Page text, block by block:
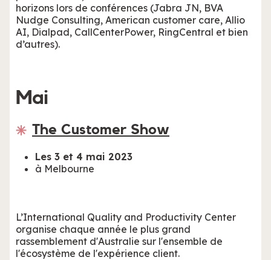
horizons lors de conférences (Jabra JN, BVA
Nudge Consulting, American customer care, Allio
AI, Dialpad, CallCenterPower, RingCentral et bien
d’autres).
Mai
The Customer Show
Les 3 et 4 mai 2023
à Melbourne
L’International Quality and Productivity Center
organise chaque année le plus grand
rassemblement d'Australie sur l'ensemble de
l'écosystème de l'expérience client.